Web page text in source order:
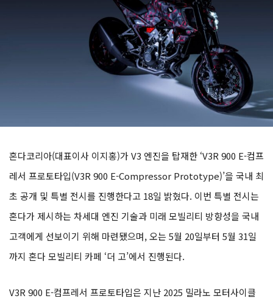
혼다코리아(대표이사 이지홍)가 V3 엔진을 탑재한 ‘V3R 900 E-컴프
레서 프로토타입(V3R 900 E-Compressor Prototype)’을 국내 최
초 공개 및 특별 전시를 진행한다고 18일 밝혔다. 이번 특별 전시는
혼다가 제시하는 차세대 엔진 기술과 미래 모빌리티 방향성을 국내
고객에게 선보이기 위해 마련됐으며, 오는 5월 20일부터 5월 31일
까지 혼다 모빌리티 카페 ‘더 고’에서 진행된다.
V3R 900 E-컴프레서 프로토타입은 지난 2025 밀라노 모터사이클